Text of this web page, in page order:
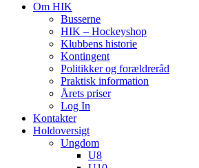
Om HIK
Busserne
HIK – Hockeyshop
Klubbens historie
Kontingent
Politikker og forældreråd
Praktisk information
Årets priser
Log In
Kontakter
Holdoversigt
Ungdom
U8